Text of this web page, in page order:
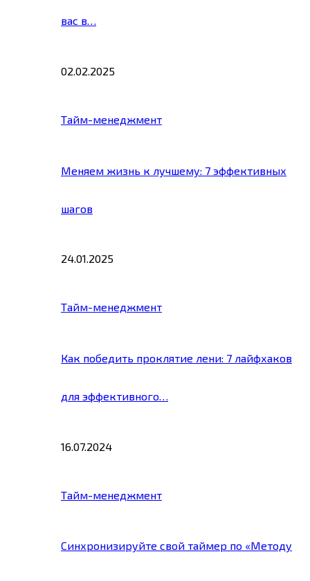
вас в…
02.02.2025
Тайм-менеджмент
Меняем жизнь к лучшему: 7 эффективных
шагов
24.01.2025
Тайм-менеджмент
Как победить проклятие лени: 7 лайфхаков
для эффективного…
16.07.2024
Тайм-менеджмент
Синхронизируйте свой таймер по «Методу